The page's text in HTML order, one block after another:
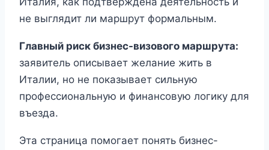
не выглядит ли маршрут формальным.
Главный риск бизнес-визового маршрута:
заявитель описывает желание жить в
Италии, но не показывает сильную
профессиональную и финансовую логику для
въезда.
Эта страница помогает понять бизнес-